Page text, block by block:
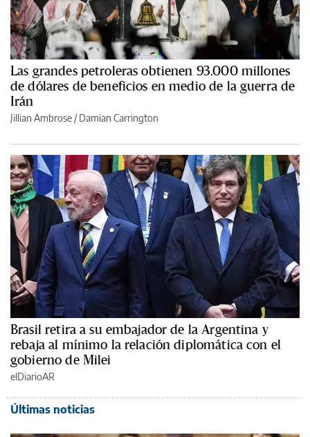
Las grandes petroleras obtienen 93.000 millones
de dólares de beneficios en medio de la guerra de
Irán
Jillian Ambrose / Damian Carrington
Brasil retira a su embajador de la Argentina y
rebaja al mínimo la relación diplomática con el
gobierno de Milei
elDiarioAR
Últimas noticias